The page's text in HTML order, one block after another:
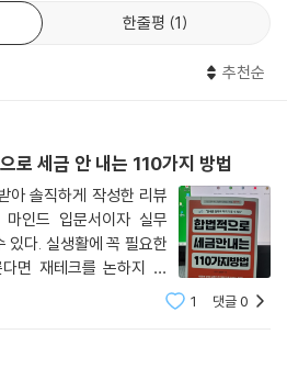
일의 중요성은 거듭 강조된다. 그러나 아
과를 올려도 새어 나가는 세금을 잡지 못
되고 싶다면 재산을 모으기에 앞서 세금
두기 어렵다. 이제 절세는 재테크의 기본
크 고수로 나아가기 위한 여정에서 이 책
역할을 할 것이다.
한줄평 1
추천순
로 세금 안 내는 110가지 방법
아 솔직하게 작성한 리뷰
인드 입문서이자 실무
있다. 실생활에 꼭 필요한
면 재테크를 논하지 말
"베테랑 세무사의 실전 세
1 댓글0